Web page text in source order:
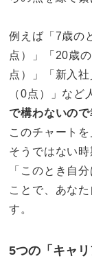
例えば「7歳の
点）」「20歳
点）」「新入
（0点）」など
で構わないの
このチャート
そうではない時
「このとき自
ことで、あな
す。
5つの「キャ